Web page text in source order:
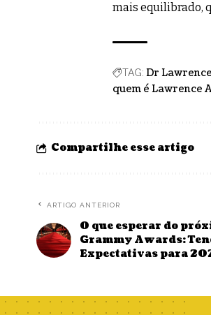
mais equilibrado,
TAG: Dr
quem é Lawrence
Compartilhe esse artigo
ARTIGO ANTERIOR
O que esperar do
Grammy Awards:
Expectativas para